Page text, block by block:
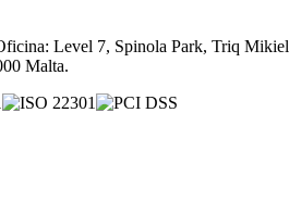
Level 7, Spinola Park, Triq Mikiel
Malta.